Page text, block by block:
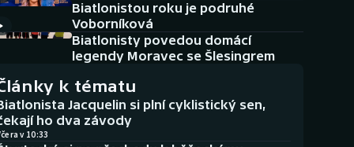
AZ kvíz
Biatlonistou roku je podruhé
Voborníková
Biatlonisty povedou domácí
legendy Moravec se Šlesingrem
k tématu
Jacquelin si plní cyklistický sen,
ho dva závody
v 10:33